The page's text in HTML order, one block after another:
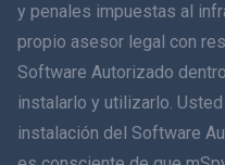
עברית
Română
Ελληνικά
y penales impuestas al
propio asesor legal con
Software Autorizado
instalarlo y utilizarlo.
instalación del Software